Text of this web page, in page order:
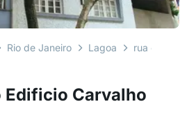
Edificio Carvalho
Rio de Janeiro Lagoa rua carvalho